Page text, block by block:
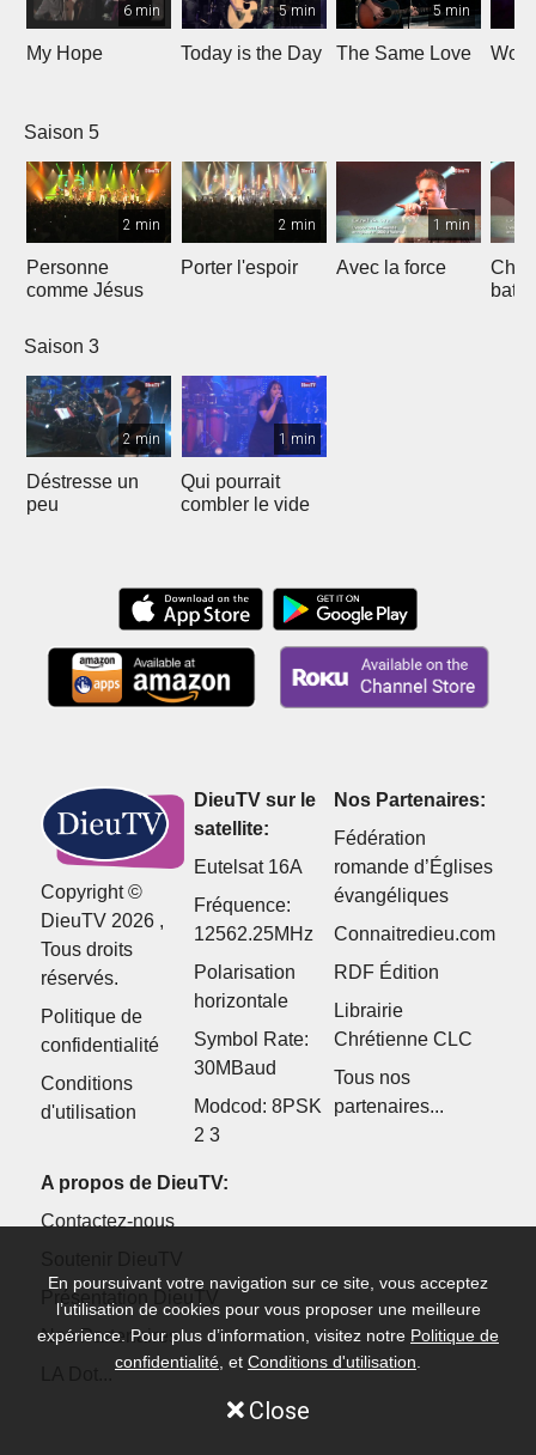
6 min
My Hope
5 min
Today is the Day
5 min
The Same Love
Saison 5
2 min
Personne
comme Jésus
2 min
Porter l'espoir
1 min
Avec la force
Saison 3
2 min
Déstresse un
peu
1 min
Qui pourrait
combler le vide
Copyright ©
DieuTV 2026 ,
Tous droits
réservés.
Politique de
confidentialité
Conditions
d'utilisation
DieuTV sur le
satellite:
Eutelsat 16A
Fréquence:
12562.25MHz
Polarisation
horizontale
Symbol Rate:
30MBaud
Modcod: 8PSK
2 3
Nos Partenaires:
Fédération
romande d’Églises
évangéliques
Connaitredieu.com
RDF Édition
Librairie
Chrétienne CLC
Tous nos
partenaires...
A propos de DieuTV:
Contactez-nous
Présentation DieuTV
Nos Partenaires
En poursuivant votre navigation sur ce site, vous acceptez
l’utilisation de cookies pour vous proposer une meilleure
expérience. Pour plus d’information, visitez notre Politique de
confidentialité , et Conditions d'utilisation